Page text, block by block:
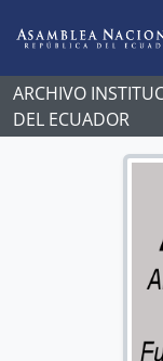
ARCHIVO
DEL ECUADOR